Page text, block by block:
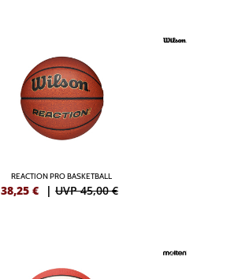
REACTION PRO BASKETBALL
38,25 € | UVP 45,00 €